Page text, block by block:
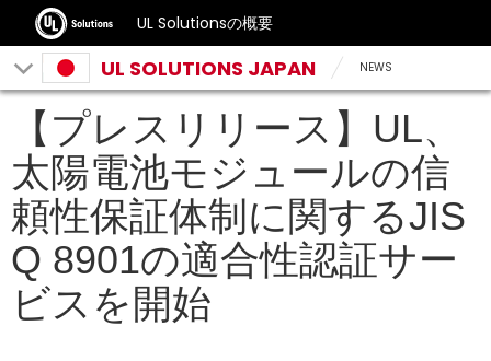
UL Solutionsの概要
UL SOLUTIONS JAPAN NEWS
【プレスリリース】UL、
太陽電池モジュールの信
頼性保証体制に関するJIS
Q 8901の適合性認証サー
ビスを開始